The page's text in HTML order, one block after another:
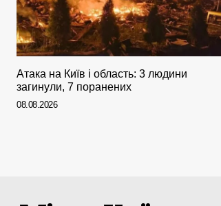
Атака на Київ і область: 3 людини
загинули, 7 поранених
08.08.2026